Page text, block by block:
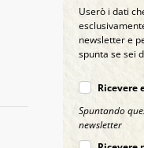
Userò i dati
newsletter e
spunta se sei
Ricevere
Spuntando
newsletter